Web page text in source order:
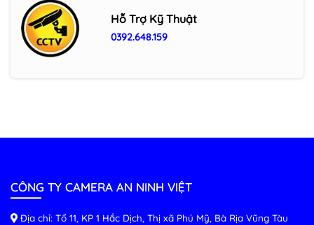
Hỗ Trợ Kỹ Thuật
0392.648.159
CÔNG TY CAMERA AN NINH VIỆT
Địa chỉ: Tổ 11, KP 1 Hắc Dịch, Thị xã Phú Mỹ, Bà Rịa Vũng Tàu